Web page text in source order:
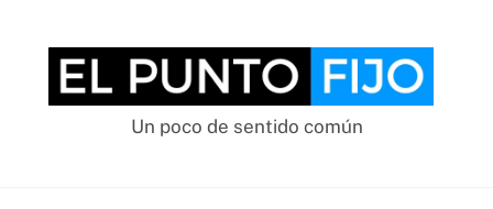
content
Un poco de sentido común